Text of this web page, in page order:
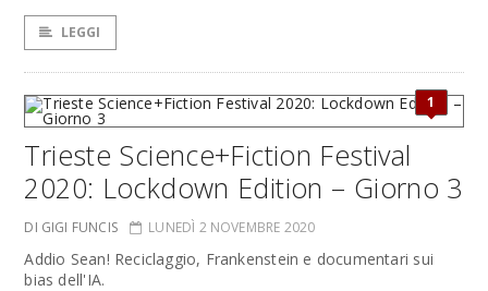
LEGGI
1
Trieste Science+Fiction Festival
2020: Lockdown Edition – Giorno 3
DI GIGI FUNCIS LUNEDÌ 2 NOVEMBRE 2020
Addio Sean! Reciclaggio, Frankenstein e documentari sui
bias dell'IA.